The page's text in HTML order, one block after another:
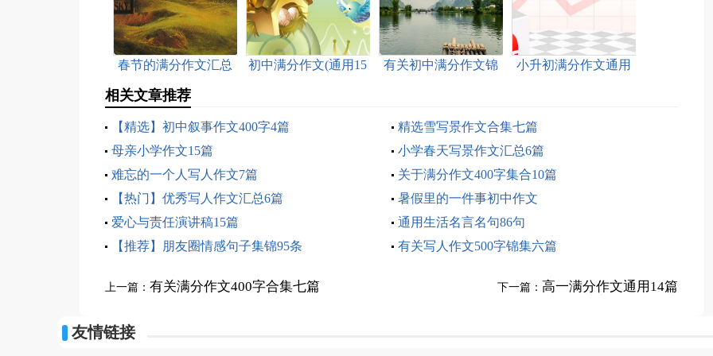
春节的满分作文汇总
初中满分作文(通用15
有关初中满分作文锦
小升初满分作文通用
相关文章推荐
【精选】初中叙事作文400字4篇
精选雪写景作文合集七篇
母亲小学作文15篇
小学春天写景作文汇总6篇
难忘的一个人写人作文7篇
关于满分作文400字集合10篇
【热门】优秀写人作文汇总6篇
暑假里的一件事初中作文
爱心与责任演讲稿15篇
通用生活名言名句86句
【推荐】朋友圈情感句子集锦95条
有关写人作文500字锦集六篇
上一篇： 有关满分作文400字合集七篇 下一篇： 高一满分作文通用14篇
友情链接